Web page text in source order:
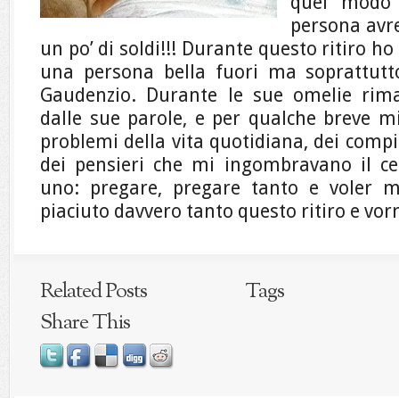
persona
un po’ di soldi!!! Durante questo ritiro
una persona bella fuori ma
Gaudenzio. Durante le sue omelie
dalle sue parole, e per qualche breve
problemi della vita quotidiana, dei
dei pensieri che mi ingombravano il
uno: pregare, pregare tanto e voler
piaciuto davvero tanto questo ritiro e
Related Posts
Tags
Share This